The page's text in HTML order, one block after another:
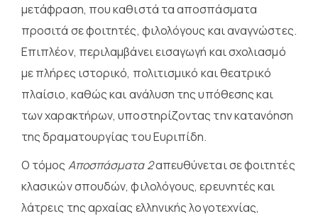
μετάφραση, που καθιστά τα αποσπάσματα
προσιτά σε φοιτητές, φιλολόγους και αναγνώστες.
Επιπλέον, περιλαμβάνει εισαγωγή και σχολιασμό
με πλήρες ιστορικό, πολιτισμικό και θεατρικό
πλαίσιο, καθώς και ανάλυση της υπόθεσης και
των χαρακτήρων, υποστηρίζοντας την κατανόηση
της δραματουργίας του Ευριπίδη.
Ο τόμος Αποσπάσματα 2απευθύνεται σε φοιτητές
κλασικών σπουδών, φιλολόγους, ερευνητές και
λάτρεις της αρχαίας ελληνικής λογοτεχνίας,